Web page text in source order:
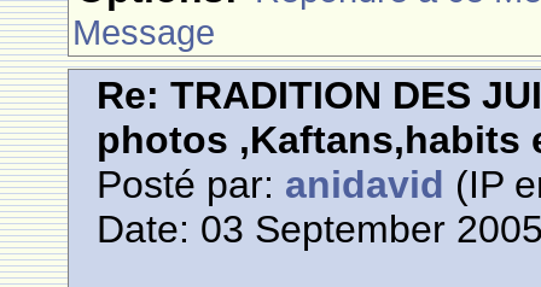
Message
Re: TRADITION DES
photos ,Kaftans,habits
Posté par: anidavid (IP
Date: 03 September